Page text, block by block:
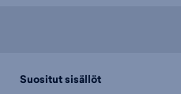
Suositut sisällöt